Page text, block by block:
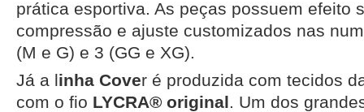
prática esportiva. As peças possuem efeito
compressão e ajuste customizados nas
(M e G) e 3 (GG e XG).
Já a linha Cover é produzida com tecidos
com o fio LYCRA® original. Um dos